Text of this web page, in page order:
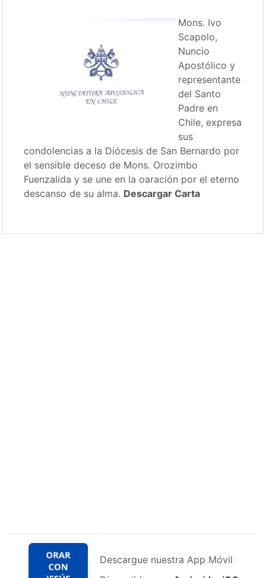
Mons. Ivo
Scapolo,
Nuncio
Apostólico y
representante
del Santo
Padre en
Chile, expresa
sus
condolencias a la Diócesis de San Bernardo por
el sensible deceso de Mons. Orozimbo
Fuenzalida y se une en la oaración por el eterno
descanso de su alma. Descargar Carta
Descargue nuestra App Móvil